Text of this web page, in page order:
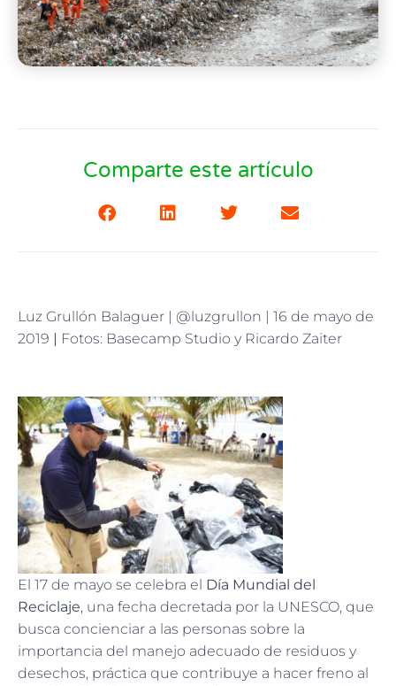
Comparte este artículo
Luz Grullón Balaguer | @luzgrullon | 16 de mayo de
2019 | Fotos: Basecamp Studio y Ricardo Zaiter
El 17 de mayo se celebra el Día Mundial del
Reciclaje, una fecha decretada por la UNESCO, que
busca concienciar a las personas sobre la
importancia del manejo adecuado de residuos y
desechos, práctica que contribuye a hacer freno al